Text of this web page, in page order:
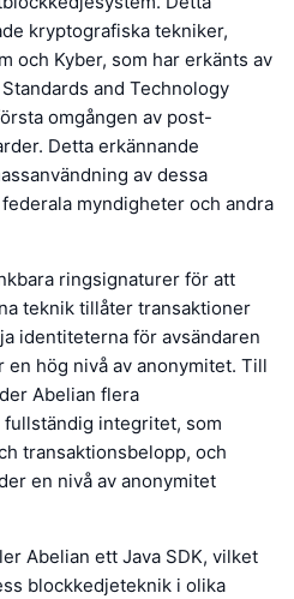
kryptografiska tekniker,
och Kyber, som har erkänts av
and Technology
omgången av post-
Detta erkännande
av dessa
myndigheter och andra
ringsignaturer för att
teknik tillåter transaktioner
identiteterna för avsändaren
hög nivå av anonymitet. Till
Abelian flera
integritet, som
transaktionsbelopp, och
en nivå av anonymitet
Abelian ett Java SDK, vilket
blockkedjeteknik i olika